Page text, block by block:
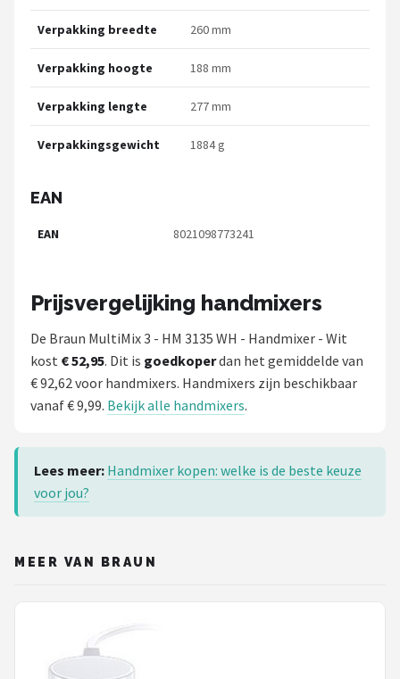
Verpakking breedte 260 mm
Verpakking hoogte 188 mm
Verpakking lengte 277 mm
Verpakkingsgewicht 1884 g
EAN
EAN 8021098773241
Prijsvergelijking handmixers
De Braun MultiMix 3 - HM 3135 WH - Handmixer - Wit
kost € 52,95. Dit is goedkoperdan het gemiddelde van
€ 92,62 voor handmixers. Handmixers zijn beschikbaar
vanaf € 9,99. Bekijk alle handmixers.
Lees meer: Handmixer kopen: welke is de beste keuze
voor jou?
MEER VAN BRAUN